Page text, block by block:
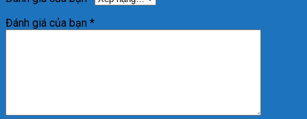
Đánh giá của bạn *